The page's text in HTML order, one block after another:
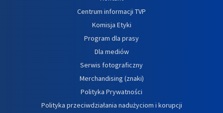
Centrum informacji TVP
Komisja Etyki
Program dla prasy
Dla mediów
Serwis fotograficzny
Merchandising (znaki)
Polityka Prywatności
Polityka przeciwdziałania nadużyciom i korupcji